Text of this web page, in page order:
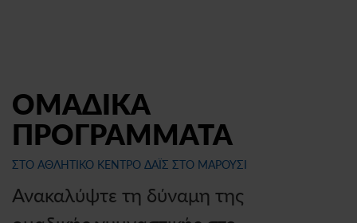
ΟΜΑΔΙΚΑ
ΠΡΟΓΡΑΜΜΑΤΑ
ΣΤΟ ΑΘΛΗΤΙΚΟ ΚΕΝΤΡΟ ΔΑΪΣ ΣΤΟ ΜΑΡΟΥΣΙ
Ανακαλύψτε τη δύναμη της